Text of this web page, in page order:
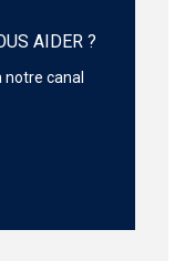
AIDER ?
canal